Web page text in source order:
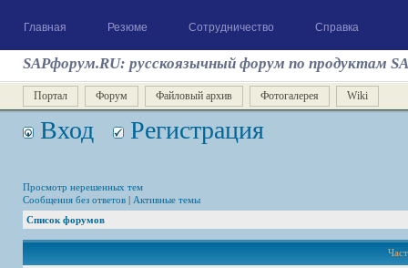
Главная Резюме Сотрудничество Справка
SAPфорум.RU: русскоязычный форум по продуктам
Портал Форум Файловый архив Фотогалерея Wiki
Вход Регистрация
Просмотр нерешенных тем
Сообщения без ответов | Активные темы
Список форумов